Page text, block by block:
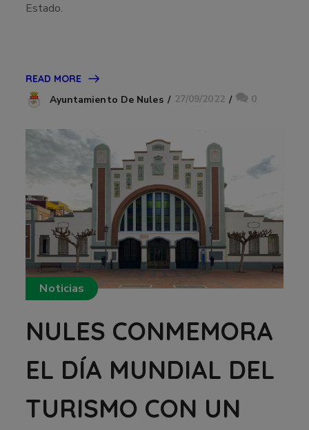
Estado.
READ MORE
Ayuntamiento De Nules 27/09/2022 0
Noticias
NULES CONMEMORA
EL DÍA MUNDIAL DEL
TURISMO CON UN